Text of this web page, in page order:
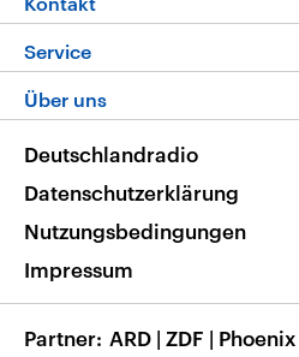
Die Nachrichten
Nachrichtenleicht
Neue Beiträge auf dlf.de
Podcasts
Deutschlandfunk App
Nachrichten App
Frequenzen
Hörerservice
Service
FAQ
Veranstaltungen
Musikliste
RSS
Über uns
Barrierefreiheit
Deutschlandradio
Datenschutzerklärung
Nutzungsbedingungen
Impressum
Partner ARD | ZDF | Phoenix